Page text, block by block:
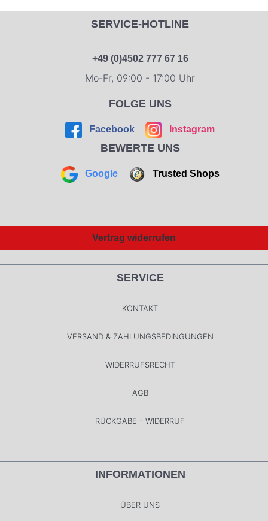
SERVICE-HOTLINE
+49 (0)4502 777 67 16
Mo-Fr, 09:00 - 17:00 Uhr
FOLGE UNS
Facebook Instagram
BEWERTE UNS
Google Trusted Shops
Vertrag widerrufen
SERVICE
KONTAKT
VERSAND & ZAHLUNGSBEDINGUNGEN
WIDERRUFSRECHT
AGB
RÜCKGABE - WIDERRUF
INFORMATIONEN
ÜBER UNS